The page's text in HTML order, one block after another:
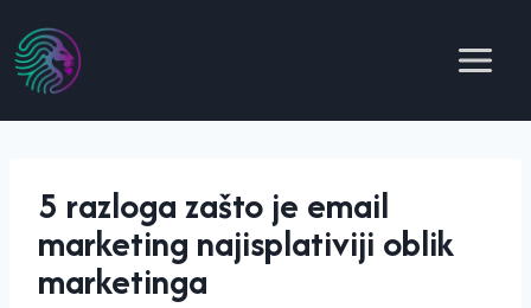
to
content
5 razloga zašto je email
marketing najisplativiji oblik
marketinga